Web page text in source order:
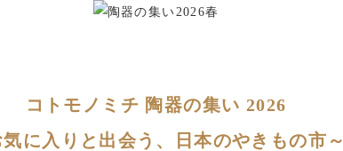
コトモノミチ 陶器の集い 2026
気に入りと出会う、日本のやきもの市～